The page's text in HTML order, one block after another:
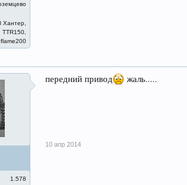
Хантер,
flame200
1.578
передний привод жаль.....
10 апр 2014